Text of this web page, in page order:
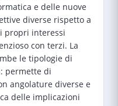
e delle nuove
diverse rispetto a
propri interessi
con terzi. La
le tipologie di
permette di
angolature diverse e
delle implicazioni